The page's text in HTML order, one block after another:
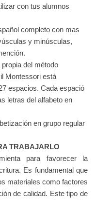
con tus alumnos
completo con mas
y minúsculas,
del método
Montessori está
espacios. Cada espació
letras del alfabeto en
en grupo regular
TRABAJARLO
para favorecer la
Es fundamental que
materiales como factores
de calidad. Este tipo de